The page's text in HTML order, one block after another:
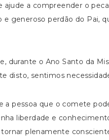
a compreender o
generoso perdão do Pai,
durante o Ano Santo da
disto, sentimos
a pessoa que o comete
liberdade e
plenamente